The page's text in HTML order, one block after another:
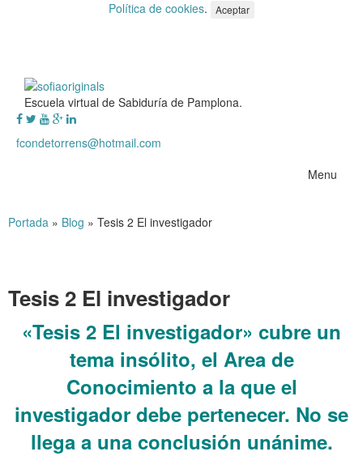
Política de cookies. Aceptar
Escuela virtual de Sabiduría de Pamplona.
fcondetorrens@hotmail.com
Menu
Portada » Blog » Tesis 2 El investigador
Tesis 2 El investigador
«Tesis 2 El investigador» cubre un
tema insólito, el Area de
Conocimiento a la que el
investigador debe pertenecer. No se
llega a una conclusión unánime.